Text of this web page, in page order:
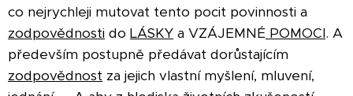
co nejrychleji mutovat tento pocit povinnosti a
zodpovědnosti do LÁSKY a VZÁJEMNÉ POMOCI. A
především postupně předávat dorůstajícím
zodpovědnost za jejich vlastní myšlení, mluvení,